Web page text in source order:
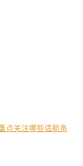
点关注哪些适航条